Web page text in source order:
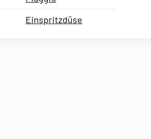
Einspritzdüse